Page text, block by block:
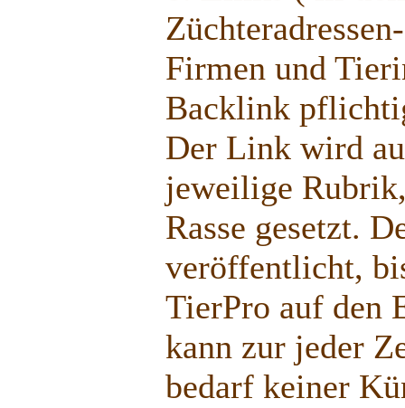
Firmen und
Backlink
Der Link wird
jeweilige
Rasse gesetzt.
veröffentlicht,
TierPro auf den
kann zur jeder
bedarf keiner